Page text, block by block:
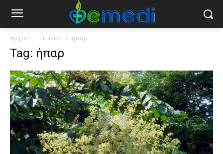
Αρχική Ετικέτες ήπαρ
Tag: ήπαρ